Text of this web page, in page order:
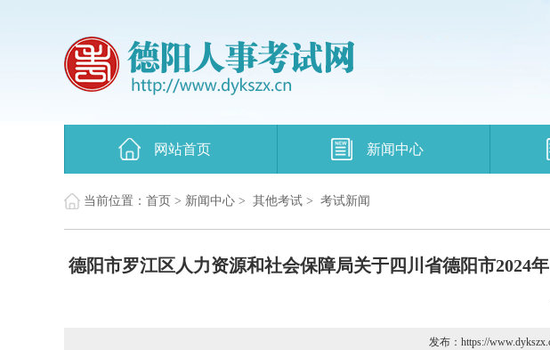
网站首页 新闻中心
当前位置： 首页 > 新闻中心 > 其他考试 > 考试新闻
德阳市罗江区人力资源和社会保障局关于四川省德阳市2024
发布：https://